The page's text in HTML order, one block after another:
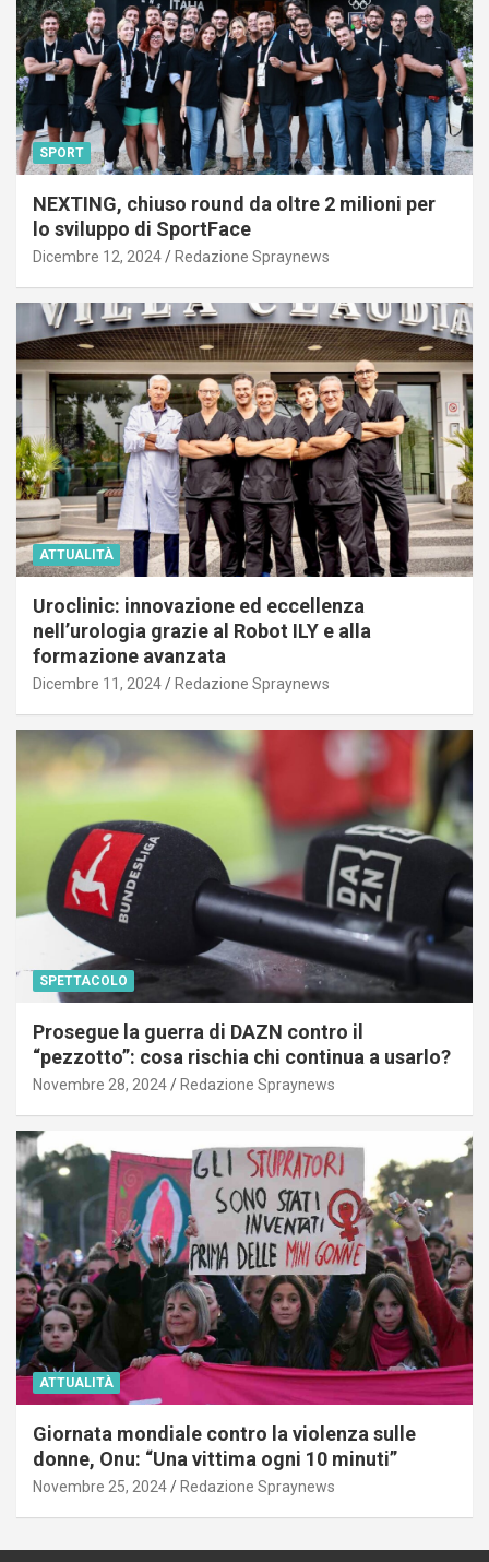
SPORT
NEXTING, chiuso round da oltre 2 milioni per
lo sviluppo di SportFace
Dicembre 12, 2024 Redazione Spraynews
ATTUALITÀ
Uroclinic: innovazione ed eccellenza
nell’urologia grazie al Robot ILY e alla
formazione avanzata
Dicembre 11, 2024 Redazione Spraynews
SPETTACOLO
Prosegue la guerra di DAZN contro il
“pezzotto”: cosa rischia chi continua a usarlo?
Novembre 28, 2024 Redazione Spraynews
ATTUALITÀ
Giornata mondiale contro la violenza sulle
donne, Onu: “Una vittima ogni 10 minuti”
Novembre 25, 2024 Redazione Spraynews